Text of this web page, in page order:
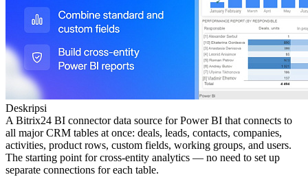
Deskripsi
A Bitrix24 BI connector data source for Power BI that connects to
all major CRM tables at once: deals, leads, contacts, companies,
activities, product rows, custom fields, working groups, and users.
The starting point for cross-entity analytics — no need to set up
separate connections for each table.